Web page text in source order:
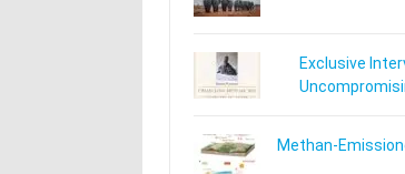
Exclusive
Methan-